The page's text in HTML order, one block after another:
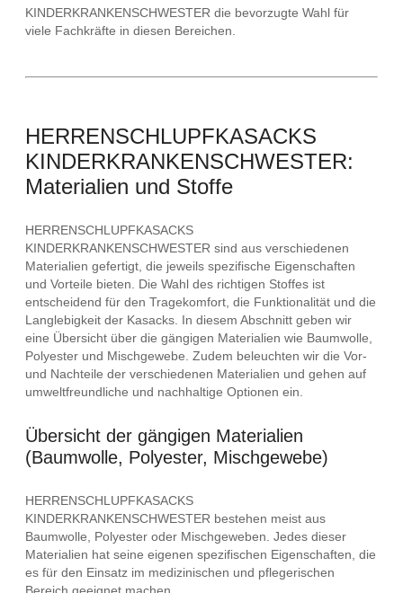
KINDERKRANKENSCHWESTER die bevorzugte Wahl für
viele Fachkräfte in diesen Bereichen.
HERRENSCHLUPFKASACKS
KINDERKRANKENSCHWESTER:
Materialien und Stoffe
HERRENSCHLUPFKASACKS
KINDERKRANKENSCHWESTER sind aus verschiedenen
Materialien gefertigt, die jeweils spezifische Eigenschaften
und Vorteile bieten. Die Wahl des richtigen Stoffes ist
entscheidend für den Tragekomfort, die Funktionalität und die
Langlebigkeit der Kasacks. In diesem Abschnitt geben wir
eine Übersicht über die gängigen Materialien wie Baumwolle,
Polyester und Mischgewebe. Zudem beleuchten wir die Vor-
und Nachteile der verschiedenen Materialien und gehen auf
umweltfreundliche und nachhaltige Optionen ein.
Übersicht der gängigen Materialien
(Baumwolle, Polyester, Mischgewebe)
HERRENSCHLUPFKASACKS
KINDERKRANKENSCHWESTER bestehen meist aus
Baumwolle, Polyester oder Mischgeweben. Jedes dieser
Materialien hat seine eigenen spezifischen Eigenschaften, die
es für den Einsatz im medizinischen und pflegerischen